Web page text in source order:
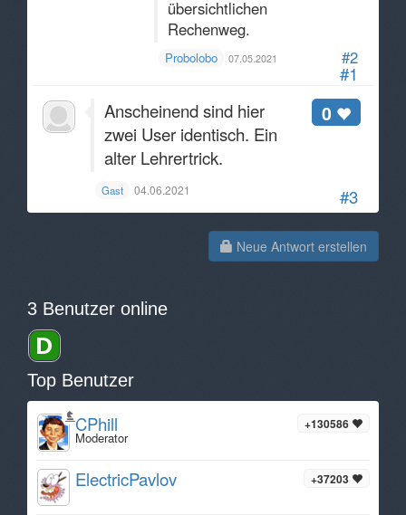
#1
#2
übersichtlichen
Rechenweg.
Probolobo 07.05.2021
#3
0
Anscheinend sind hier
zwei User identisch. Ein
alter Lehrertrick.
Gast 04.06.2021
Neue Antwort erstellen
3 Benutzer online
Top Benutzer
+130586
CPhill
Moderator
+37203
ElectricPavlov